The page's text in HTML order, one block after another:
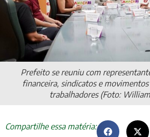
Prefeito se reuniu com
financeira, sindicatos e
trabalhadores (Foto:
Compartilhe essa matéria: